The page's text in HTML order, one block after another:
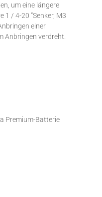
um eine längere
/ 4-20 “Senker, M3
einer
Anbringen verdreht.
Premium-Batterie